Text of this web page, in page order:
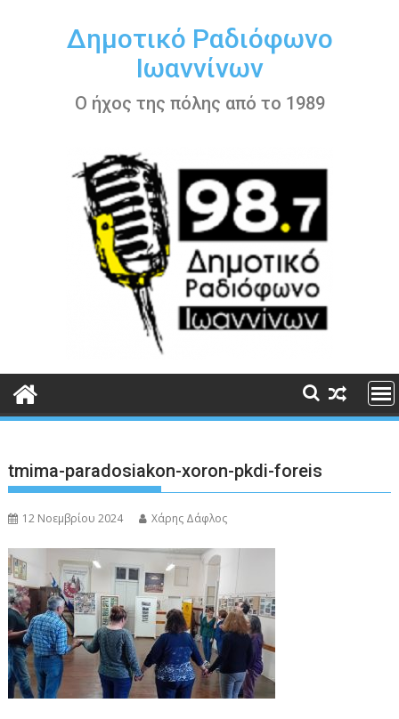
περιεχόμενοΔημοτικό Ραδιόφωνο
Ιωαννίνων
Ο ήχος της πόλης από το 1989
tmima-paradosiakon-xoron-pkdi-foreis
12 Νοεμβρίου 2024 Χάρης Δάφλος